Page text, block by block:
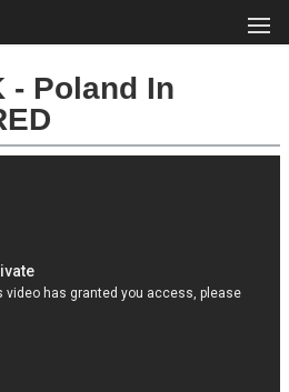
- Poland In